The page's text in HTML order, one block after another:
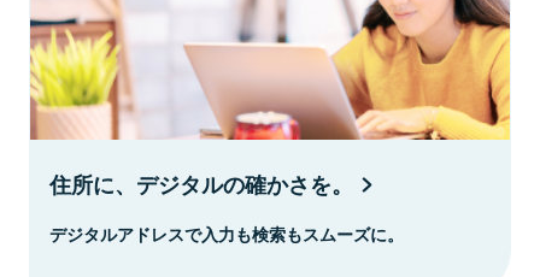
住所に、デジタルの確かさを。
デジタルアドレスで入力も検索もスムーズに。